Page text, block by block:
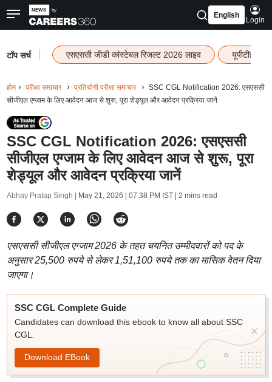
English
Login
टॉप सर्च एसएससी जीडी कांस्टेबल रिजल्ट 2026 लाइव यूपीटीईटी
होम परीक्षा समाचार प्रतियोगी परीक्षा समाचार
SSC CGL Notification 2026: एसएससी
सीजीएल एग्जाम के लिए आवेदन आज से शुरू, पूरा शेड्यूल और आवेदन प्रक्रिया जानें
SSC CGL Notification 2026: एसएससी
सीजीएल एग्जाम के लिए आवेदन आज से शुरू, पूरा
शेड्यूल और आवेदन प्रक्रिया जानें
Abhay Pratap Singh | May 21, 2026 | 07:38 PM IST| 2 mins read
एसएससी सीजीएल एग्जाम 2026 के तहत चयनित उम्मीदवारों को पद के
अनुसार 25,500 रुपये से लेकर 1,51,100 रुपये तक का मासिक वेतन दिया
जाएगा।
SSC CGL Complete Guide
Candidates can download this ebook to know all about SSC
CGL.
Download EBook